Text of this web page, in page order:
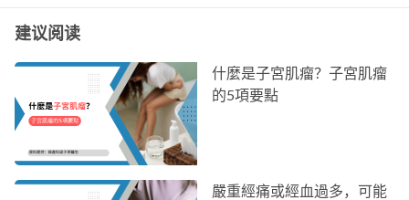
建议阅读
什麼是子宮肌瘤？子宮肌瘤
的5項要點
嚴重經痛或經血過多，可能